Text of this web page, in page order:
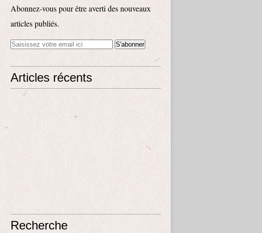
Abonnez-vous pour être averti des nouveaux
articles publiés.
Articles récents
Recherche